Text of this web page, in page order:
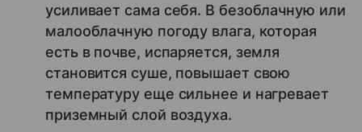
усиливает сама себя. В безоблачную или
малооблачную погоду влага, которая
есть в почве, испаряется, земля
становится суше, повышает свою
температуру еще сильнее и нагревает
приземный слой воздуха.